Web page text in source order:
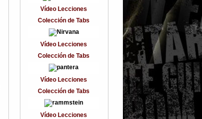
Vídeo Lecciones
Colección de Tabs
Vídeo Lecciones
Colección de Tabs
Vídeo Lecciones
Colección de Tabs
Vídeo Lecciones